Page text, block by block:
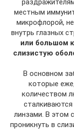
местным
микрофлорой,
внутрь глазных
или большом
слизистую
В основном
которые
количеством
линзами. В этом
проникнуть в